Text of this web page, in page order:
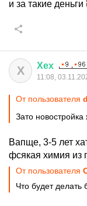
и за такие деньги
Х Хех
11:08,
От пользователя
Зато новостройка
Вапще, 3-5 лет
фсякая химия из
От пользователя
Что будет делать